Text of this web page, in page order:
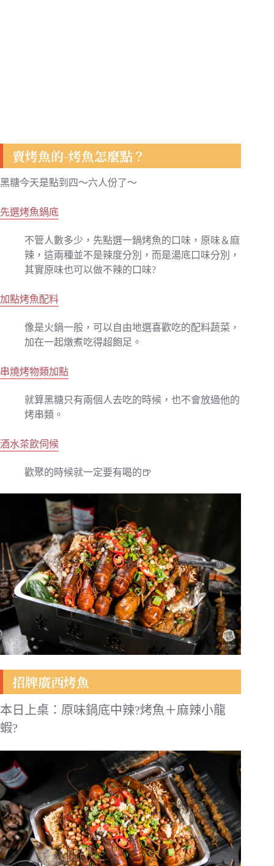
賣烤魚的-烤魚怎麼點？
黑糖今天是點到四～六人份了～
先選烤魚鍋底
不管人數多少，先點選一鍋烤魚的口味，原味＆麻
辣，這兩種並不是辣度分別，而是湯底口味分別，
其實原味也可以做不辣的口味?
加點烤魚配料
像是火鍋一般，可以自由地選喜歡吃的配料蔬菜，
加在一起燉煮吃得超飽足。
串燒烤物類加點
就算黑糖只有兩個人去吃的時候，也不會放過他的
烤串類。
酒水茶飲伺候
歡聚的時候就一定要有喝的🍺
招牌廣西烤魚
本日上桌：原味鍋底中辣?️烤魚＋麻辣小龍
蝦?